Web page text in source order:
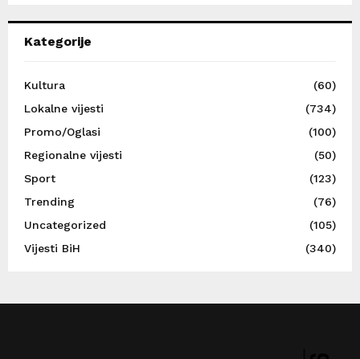
Kategorije
Kultura
(60)
Lokalne vijesti
(734)
Promo/Oglasi
(100)
Regionalne vijesti
(50)
Sport
(123)
Trending
(76)
Uncategorized
(105)
Vijesti BiH
(340)